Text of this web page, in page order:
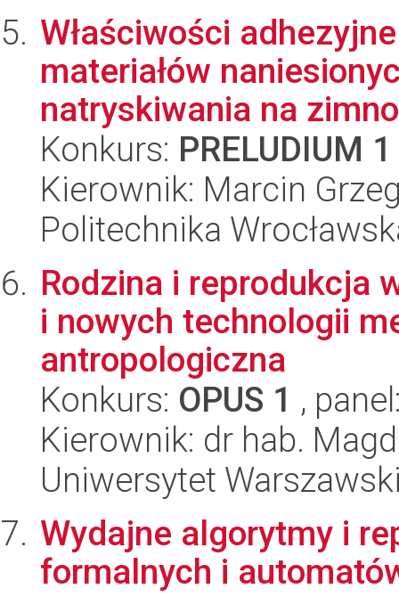
Właściwości
materiałów
natryskiwania na
Konkurs: PRELUDIUM 1
Kierownik: Marcin
Politechnika
Rodzina i reprodukcja
i nowych technologii
antropologiczna
Konkurs: OPUS 1 ,
Kierownik: dr hab.
Uniwersytet
Wydajne algorytmy i
formalnych i